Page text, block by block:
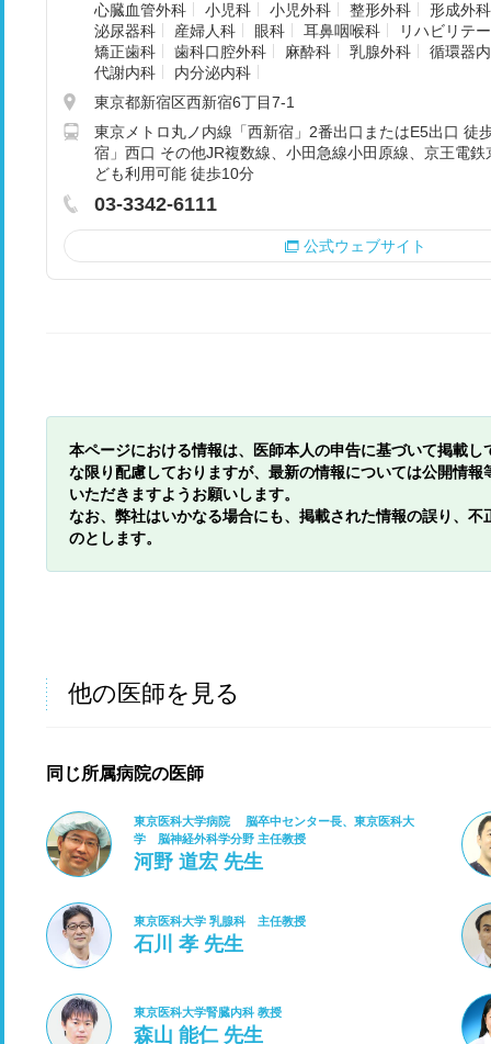
心臓血管外科
小児科 小児外科 整形外科
形成外科
泌尿器科
産婦人科 眼科 耳鼻咽喉科
リハビリテ
矯正歯科
歯科口腔外科 麻酔科 乳腺外科
循環器
代謝内科
内分泌内科
東京都新宿区西新宿6丁目7-1
東京メトロ丸ノ内線「西新宿」2番出口またはE5出口 徒
宿」西口 その他JR複数線、小田急線小田原線、京王電
ども利用可能 徒歩10分
03-3342-6111
公式ウェブサイト
本ページにおける情報は、医師本人の申告に基づいて掲載
な限り配慮しておりますが、最新の情報については公開情
いただきますようお願いします。
なお、弊社はいかなる場合にも、掲載された情報の誤り、
のとします。
他の医師を見る
同じ所属病院の医師
東京医科大学病院 脳卒中センター長、東京医科大
学 脳神経外科学分野 主任教授
河野 道宏 先生
東京医科大学 乳腺科 主任教授
石川 孝 先生
東京医科大学腎臓内科 教授
森山 能仁 先生